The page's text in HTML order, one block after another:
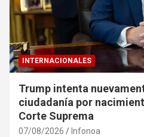
INTERNACIONALES
Trump intenta
ciudadanía por
Corte Suprema
07/08/2026 Infonoa